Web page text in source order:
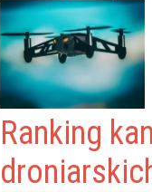
Ranking